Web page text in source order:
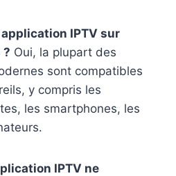
IPTV sur
? Oui, la plupart des
sont compatibles
y compris les
les smartphones, les
IPTV ne